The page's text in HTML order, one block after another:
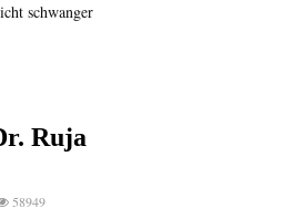
schwanger
Ruja
58949